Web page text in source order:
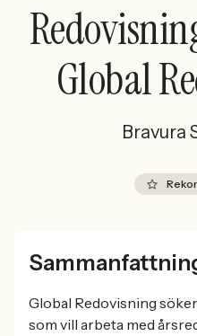
Ny här? Skapa konto
Global
Bravura
Global Redovisning
som vill arbeta med